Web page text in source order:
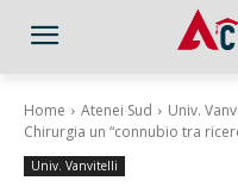
Home Atenei Sud Univ.
Chirurgia un “connubio tra
Univ. Vanvitelli